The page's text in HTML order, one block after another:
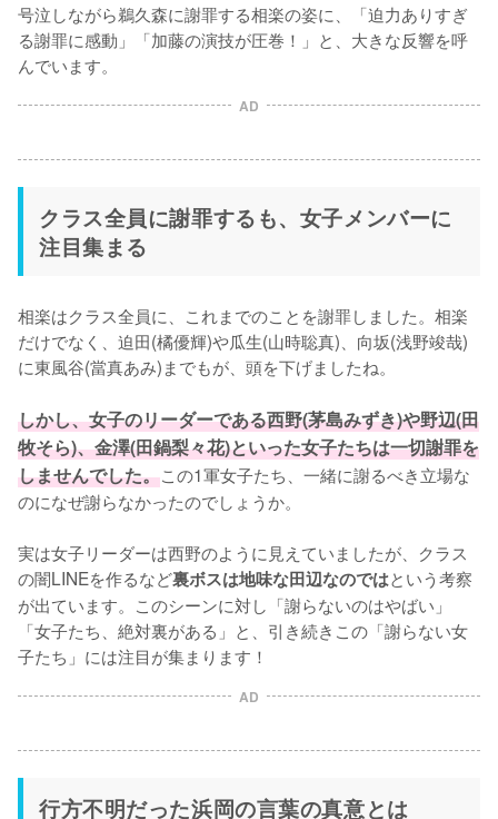
号泣しながら鵜久森に謝罪する相楽の姿に、「迫力ありすぎ
る謝罪に感動」「加藤の演技が圧巻！」と、大きな反響を呼
んでいます。
AD
クラス全員に謝罪するも、女子メンバーに
注目集まる
相楽はクラス全員に、これまでのことを謝罪しました。相楽
だけでなく、迫田(橘優輝)や瓜生(山時聡真)、向坂(浅野竣哉)
に東風谷(當真あみ)までもが、頭を下げましたね。
しかし、女子のリーダーである西野(茅島みずき)や野辺(田
牧そら)、金澤(田鍋梨々花)といった女子たちは一切謝罪を
しませんでした。この1軍女子たち、一緒に謝るべき立場な
のになぜ謝らなかったのでしょうか。
実は女子リーダーは西野のように見えていましたが、クラス
の闇LINEを作るなど裏ボスは地味な田辺なのではという考察
が出ています。このシーンに対し「謝らないのはやばい」
「女子たち、絶対裏がある」と、引き続きこの「謝らない女
子たち」には注目が集まります！
AD
行方不明だった浜岡の言葉の真意とは